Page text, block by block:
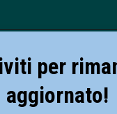
per
aggiornato!